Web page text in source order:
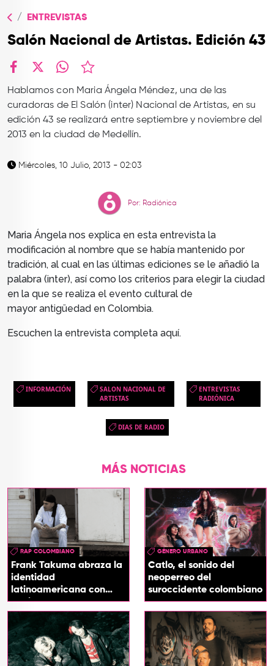
ENTREVISTAS
Salón Nacional de Artistas. Edición 43
Hablamos con Maria Ángela Méndez, una de las
curadoras de El Salón (inter) Nacional de Artistas, en su
edición 43 se realizará entre septiembre y noviembre del
2013 en la ciudad de Medellín.
Miércoles, 10 Julio, 2013 - 02:03
Por: Radiónica
Maria Ángela nos explica en esta entrevista la
modificación al nombre que se había mantenido por
tradición, al cual en las últimas ediciones se le añadió la
palabra (inter), así como los criterios para elegir la ciudad
en la que se realiza el evento cultural de
mayor antigüedad en Colombia.
Escuchen la entrevista completa aquí.
INFORMACIÓN
SALON NACIONAL DE
ARTISTAS
ENTREVISTAS
RADIÓNICA
DIAS DE RADIO
MÁS NOTICIAS
RAP COLOMBIANO
Frank Takuma abraza la
identidad
latinoamericana con
'InDios'
GÉNERO URBANO
Catlo, el sonido del
neoperreo del
suroccidente colombiano